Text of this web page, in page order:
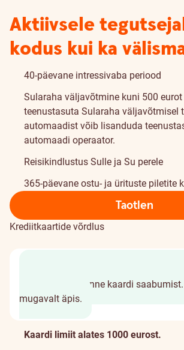
Aktiivsele
kodus kui ka
40-päevane intressivaba periood
Sularaha väljavõtmine kuni 500
teenustasuta Sularaha väljavõtmisel
automaadist võib lisanduda
automaadi operaator.
Reisikindlustus Sulle ja Su perele
365-päevane ostu- ja ürituste piletite
Taotlen
Krediitkaartide võrdlus
saad kasutada enne kaardi saabumist.
mugavalt äpis.
Kaardist
Kaardi limiit alates 1000 eurost.